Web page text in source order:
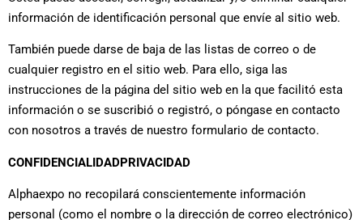
información de identificación personal que envíe al sitio web.
También puede darse de baja de las listas de correo o de
cualquier registro en el sitio web. Para ello, siga las
instrucciones de la página del sitio web en la que facilitó esta
información o se suscribió o registró, o póngase en contacto
con nosotros a través de nuestro formulario de contacto.
CONFIDENCIALIDADPRIVACIDAD
Alphaexpo no recopilará conscientemente información
personal (como el nombre o la dirección de correo electrónico)